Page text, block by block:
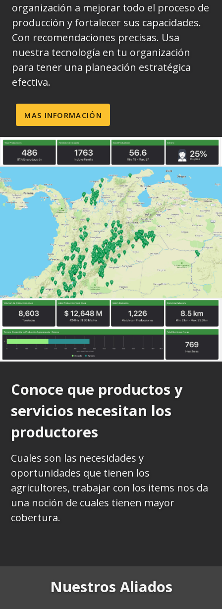
organización a mejorar todo el proceso de
producción y fortalecer sus capacidades.
Con recomendaciones precisas. Usa
nuestra tecnología en tu organización
para tener una planeación estratégica
efectiva.
MAS INFORMACIÓN
Conoce que productos y
servicios necesitan los
productores
Cuales son las necesidades y
oportunidades que tienen los
agricultores, trabajar con los items nos da
una noción de cuales tienen mayor
cobertura.
Nuestros Aliados